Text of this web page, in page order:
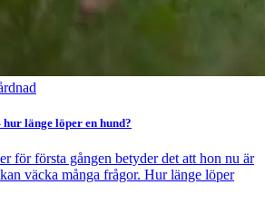
länge löper en hund?
för första gången betyder det att hon nu är
väcka många frågor. Hur länge löper